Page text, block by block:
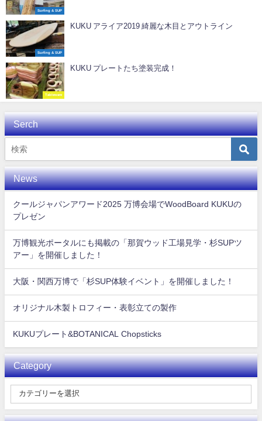
Surfing & SUP
Surfing & SUP
KUKU アライア2019 綺麗な木目とアウトライン
Tableware
KUKU プレートたち塗装完成！
Serch
News
クールジャパンアワード2025 万博会場でWoodBoard KUKUの
プレゼン
万博観光ポータルにも掲載の「那賀ウッド工場見学・杉SUPツ
アー」を開催しました！
大阪・関西万博で「杉SUP体験イベント」を開催しました！
オリジナル木製トロフィー・表彰立ての製作
KUKUプレート&BOTANICAL Chopsticks
Category